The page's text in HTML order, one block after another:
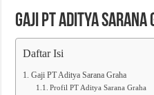
Gaji PT Aditya Sarana
Daftar Isi
Gaji PT Aditya Sarana Graha
Profil PT Aditya Sarana Graha